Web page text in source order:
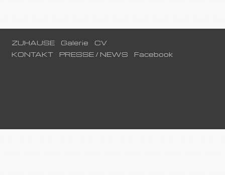
ZUHAUSE Galerie
CV
KONTAKT
PRESSE / NEWS Facebook